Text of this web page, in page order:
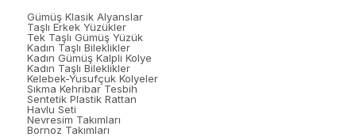
Gümüş Klasik Alyanslar
Taşlı Erkek Yüzükler
Tek Taşlı Gümüş Yüzük
Kadın Taşlı Bileklikler
Kadın Gümüş Kalpli Kolye
Kadın Taşlı Bileklikler
Kelebek-Yusufçuk Kolyeler
Sıkma Kehribar Tesbih
Sentetik Plastik Rattan
Havlu Seti
Nevresim Takımları
Bornoz Takımları